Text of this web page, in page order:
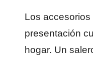
Los
presentación
hogar. Un